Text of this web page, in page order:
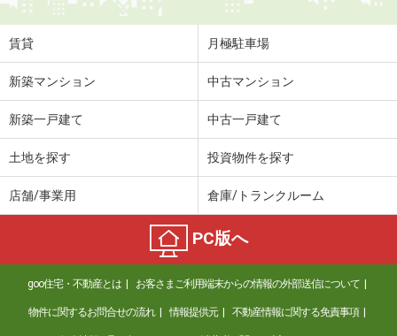
賃貸 月極駐車場
新築マンション 中古マンション
新築一戸建て 中古一戸建て
土地を探す 投資物件を探す
店舗/事業用 倉庫/トランクルーム
PC版へ
goo住宅・不動産とは お客さまご利用端末からの情報の外部送信について
物件に関するお問合せの流れ 情報提供元 不動産情報に関する免責事項